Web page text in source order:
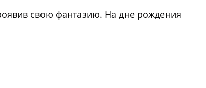
свою фантазию. На дне рождения